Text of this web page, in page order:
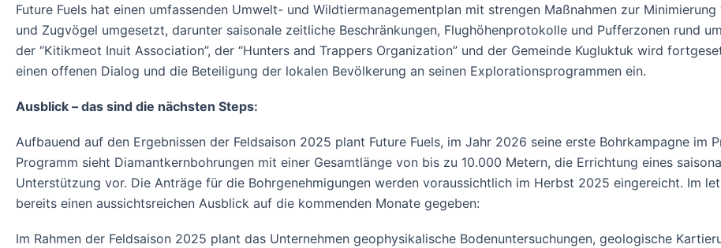
Future Fuels hat einen umfassenden Umwelt- und Wildtiermanagementplan mit strengen Maßnahmen zur
und Zugvögel umgesetzt, darunter saisonale zeitliche Beschränkungen, Flughöhenprotokolle und Pufferzonen rund
der “Kitikmeot Inuit Association”, der “Hunters and Trappers Organization” und der Gemeinde Kugluktuk wird
einen offenen Dialog und die Beteiligung der lokalen Bevölkerung an seinen Explorationsprogrammen ein.
Ausblick – das sind die nächsten Steps:
Aufbauend auf den Ergebnissen der Feldsaison 2025 plant Future Fuels, im Jahr 2026 seine erste Bohrkampagne im
Programm sieht Diamantkernbohrungen mit einer Gesamtlänge von bis zu 10.000 Metern, die Errichtung eines
Unterstützung vor. Die Anträge für die Bohrgenehmigungen werden voraussichtlich im Herbst 2025 eingereicht. Im
bereits einen aussichtsreichen Ausblick auf die kommenden Monate gegeben:
Im Rahmen der Feldsaison 2025 plant das Unternehmen geophysikalische Bodenuntersuchungen, geologische